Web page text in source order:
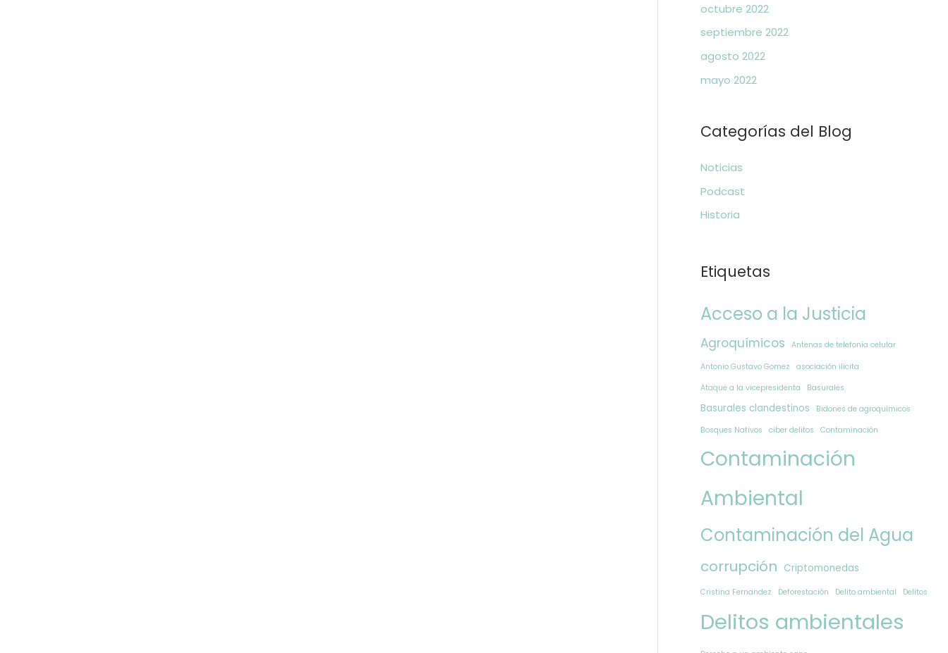
octubre 2022
septiembre 2022
agosto 2022
mayo 2022
Categorías del Blog
Noticias
Podcast
Historia
Etiquetas
Acceso a la Justicia
Agroquímicos Antenas de telefonía celular
Antonio Gustavo Gomez
asociación ilícita
Ataque a la vicepresidenta
Basurales
Basurales clandestinos
Bidones de agroquímicos
Bosques Nativos
ciber delitos Contaminación
Contaminación
Ambiental
Contaminación del Agua
corrupción Criptomonedas
Cristina Fernandez Deforestaciòn Delito ambiental Delitos
Delitos ambientales